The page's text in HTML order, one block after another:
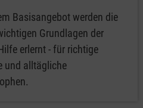
Basisangebot werden die
Grundlagen der
erlernt - für richtige
und alltägliche